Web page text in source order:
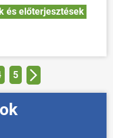
és előterjesztések
5